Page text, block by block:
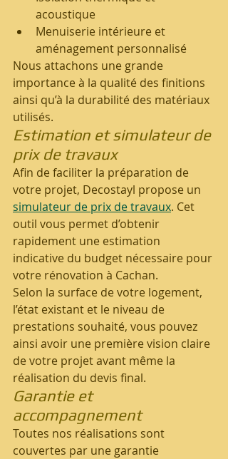
acoustique
Menuiserie intérieure et
aménagement personnalisé
Nous attachons une grande
importance à la qualité des finitions
ainsi qu’à la durabilité des matériaux
utilisés.
Estimation et simulateur de
prix de travaux
Afin de faciliter la préparation de
votre projet, Decostayl propose un
simulateur de prix de travaux. Cet
outil vous permet d’obtenir
rapidement une estimation
indicative du budget nécessaire pour
votre rénovation à Cachan.
Selon la surface de votre logement,
l’état existant et le niveau de
prestations souhaité, vous pouvez
ainsi avoir une première vision claire
de votre projet avant même la
réalisation du devis final.
Garantie et
accompagnement
Toutes nos réalisations sont
couvertes par une garantie